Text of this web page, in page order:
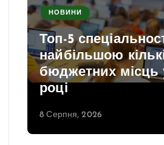
НОВИНИ
Топ-5
найбільшою
бюджетних місць
році
8 Серпня, 2026